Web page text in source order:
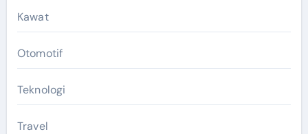
Kawat
Otomotif
Teknologi
Travel